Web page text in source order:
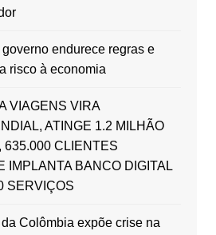
endurece regras e
risco à economia
VIAGENS VIRA
ATINGE 1.2 MILHÃO
635.000 CLIENTES
IMPLANTA BANCO DIGITAL
SERVIÇOS
Colômbia expõe crise na